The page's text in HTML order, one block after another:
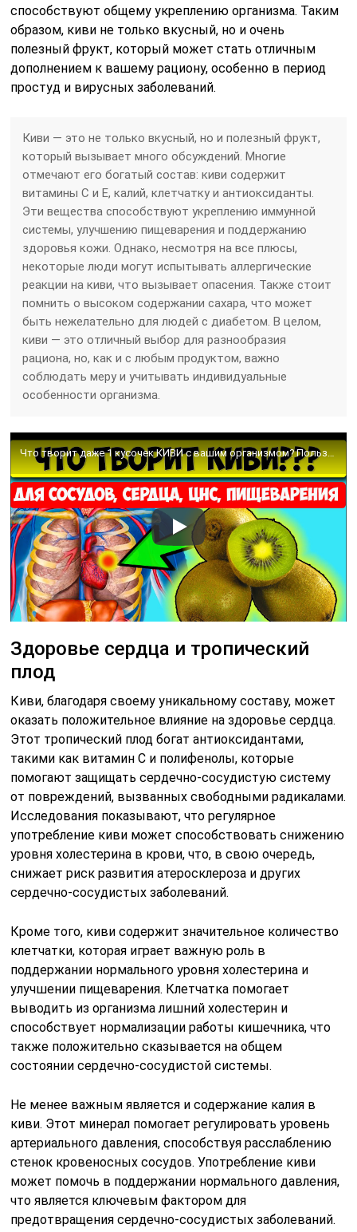
способствуют общему укреплению организма. Таким
образом, киви не только вкусный, но и очень
полезный фрукт, который может стать отличным
дополнением к вашему рациону, особенно в период
простуд и вирусных заболеваний.
Киви — это не только вкусный, но и полезный фрукт,
который вызывает много обсуждений. Многие
отмечают его богатый состав: киви содержит
витамины C и E, калий, клетчатку и антиоксиданты.
Эти вещества способствуют укреплению иммунной
системы, улучшению пищеварения и поддержанию
здоровья кожи. Однако, несмотря на все плюсы,
некоторые люди могут испытывать аллергические
реакции на киви, что вызывает опасения. Также стоит
помнить о высоком содержании сахара, что может
быть нежелательно для людей с диабетом. В целом,
киви — это отличный выбор для разнообразия
рациона, но, как и с любым продуктом, важно
соблюдать меру и учитывать индивидуальные
особенности организма.
Что творит даже 1 кусочек КИВИ с вашим организмом? Польза и вред киви.
Здоровье сердца и тропический
плод
Киви, благодаря своему уникальному составу, может
оказать положительное влияние на здоровье сердца.
Этот тропический плод богат антиоксидантами,
такими как витамин C и полифенолы, которые
помогают защищать сердечно-сосудистую систему
от повреждений, вызванных свободными радикалами.
Исследования показывают, что регулярное
употребление киви может способствовать снижению
уровня холестерина в крови, что, в свою очередь,
снижает риск развития атеросклероза и других
сердечно-сосудистых заболеваний.
Кроме того, киви содержит значительное количество
клетчатки, которая играет важную роль в
поддержании нормального уровня холестерина и
улучшении пищеварения. Клетчатка помогает
выводить из организма лишний холестерин и
способствует нормализации работы кишечника, что
также положительно сказывается на общем
состоянии сердечно-сосудистой системы.
Не менее важным является и содержание калия в
киви. Этот минерал помогает регулировать уровень
артериального давления, способствуя расслаблению
стенок кровеносных сосудов. Употребление киви
может помочь в поддержании нормального давления,
что является ключевым фактором для
предотвращения сердечно-сосудистых заболеваний.